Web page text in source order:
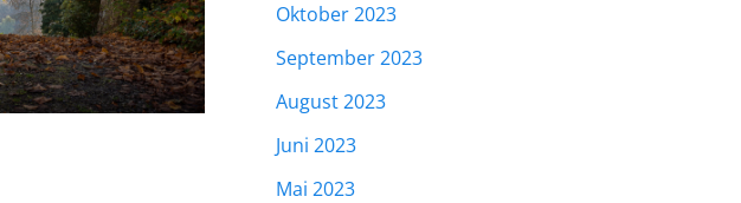
Oktober 2023
September 2023
August 2023
Juni 2023
Mai 2023